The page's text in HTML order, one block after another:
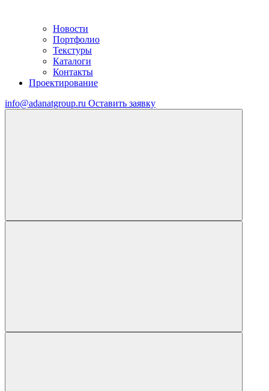
Новости
Портфолио
Текстуры
Каталоги
Контакты
Проектирование
info@adanatgroup.ru Оставить заявку